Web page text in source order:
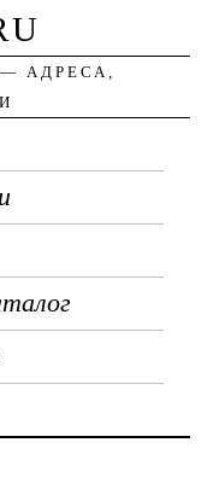
АДРЕСА,